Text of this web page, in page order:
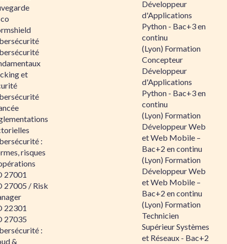
et
:
risques
27001
27005 / Risk
22301
27035
:
&
Développeur
d'Applications
Python - Bac+3 en
continu
(Lyon) Formation
Concepteur
Développeur
d'Applications
Python - Bac+3 en
continu
(Lyon) Formation
Développeur Web
et Web Mobile –
Bac+2 en continu
(Lyon) Formation
Développeur Web
et Web Mobile –
Bac+2 en continu
(Lyon) Formation
Technicien
Supérieur Systèmes
et Réseaux - Bac+2